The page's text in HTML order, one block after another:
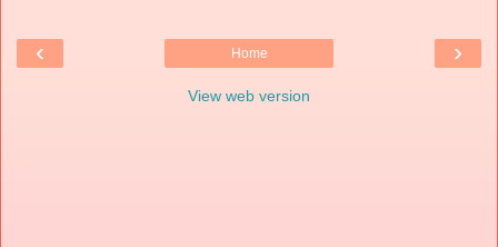
‹ ›
Home
View web version